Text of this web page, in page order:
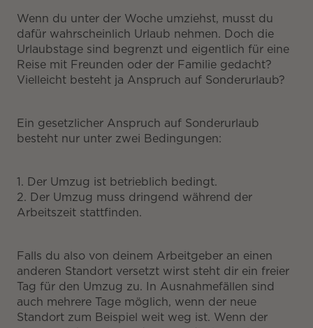
Wenn du unter der Woche umziehst, musst du
dafür wahrscheinlich Urlaub nehmen. Doch die
Urlaubstage sind begrenzt und eigentlich für eine
Reise mit Freunden oder der Familie gedacht?
Vielleicht besteht ja Anspruch auf Sonderurlaub?
Ein gesetzlicher Anspruch auf Sonderurlaub
besteht nur unter zwei Bedingungen:
1. Der Umzug ist betrieblich bedingt.
2. Der Umzug muss dringend während der
Arbeitszeit stattfinden.
Falls du also von deinem Arbeitgeber an einen
anderen Standort versetzt wirst steht dir ein freier
Tag für den Umzug zu. In Ausnahmefällen sind
auch mehrere Tage möglich, wenn der neue
Standort zum Beispiel weit weg ist. Wenn der